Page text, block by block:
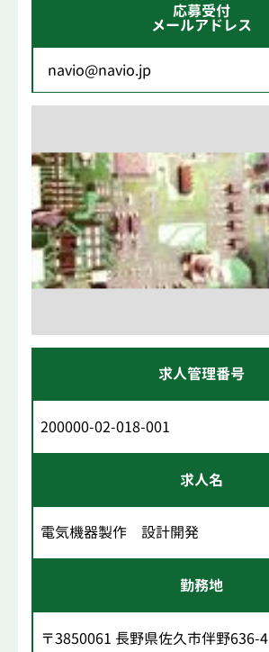
応募受付
メールアドレス
navio@navio.jp
求人管理番号
200000-02-018-001
求人名
電気機器製作 設計開発
勤務地
〒3850061 長野県佐久市伴野636-4